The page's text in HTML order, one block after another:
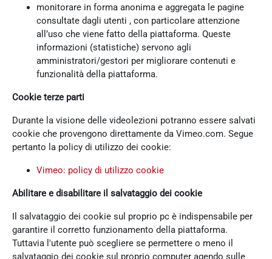
monitorare in forma anonima e aggregata le pagine
consultate dagli utenti , con particolare attenzione
all’uso che viene fatto della piattaforma. Queste
informazioni (statistiche) servono agli
amministratori/gestori per migliorare contenuti e
funzionalità della piattaforma.
Cookie terze parti
Durante la visione delle videolezioni potranno essere salvati
cookie che provengono direttamente da Vimeo.com. Segue
pertanto la policy di utilizzo dei cookie:
Vimeo: policy di utilizzo cookie
Abilitare e disabilitare il salvataggio dei cookie
Il salvataggio dei cookie sul proprio pc è indispensabile per
garantire il corretto funzionamento della piattaforma.
Tuttavia l'utente può scegliere se permettere o meno il
salvataggio dei cookie sul proprio computer agendo sulle